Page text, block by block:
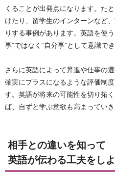
くることが出発点になります。た
けたり、留学生のインターンなど
りする事例があります。英語を使
事”ではなく“自分事”として意識で
さらに英語によって昇進や仕事の
確実にプラスになるような評価制
す。英語が将来の可能性を切り拓
ば、自ずと学ぶ意欲も高まっていき
相手との違いを知って
英語が伝わる工夫をし